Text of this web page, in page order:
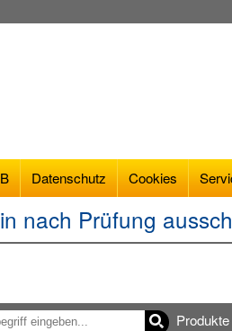
Datenschutz Cookies
nach Prüfung